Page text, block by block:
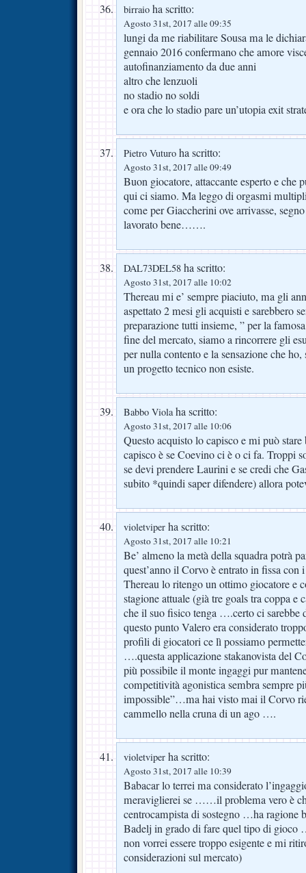
birraio ha scritto:
Agosto 31st, 2017 alle 09:35
lungi da me riabilitare Sousa ma le
gennaio 2016 confermano che amore
autofinanziamento da due anni
altro che lenzuoli
no stadio no soldi
e ora che lo stadio pare un’utopia exit
Pietro Vuturo ha scritto:
Agosto 31st, 2017 alle 09:49
Buon giocatore, attaccante esperto e che
qui ci siamo. Ma leggo di orgasmi
come per Giaccherini ove arrivasse,
lavorato bene…….
DAL73DEL58 ha scritto:
Agosto 31st, 2017 alle 10:02
Thereau mi e’ sempre piaciuto, ma gli
aspettato 2 mesi gli acquisti e sarebbero
preparazione tutti insieme, ” per la
fine del mercato, siamo a rincorrere gli
per nulla contento e la sensazione che
un progetto tecnico non esiste.
Babbo Violaha scritto:
Agosto 31st, 2017 alle 10:06
Questo acquisto lo capisco e mi può
capisco è se Coevino ci è o ci fa. Troppi
se devi prendere Laurini e se credi che
subito *quindi saper difendere) allora
violetviper ha scritto:
Agosto 31st, 2017 alle 10:21
Be’ almeno la metà della squadra potrà
quest’anno il Corvo è entrato in fissa
Thereau lo ritengo un ottimo giocatore e
stagione attuale (già tre goals tra coppa e
che il suo fisico tenga ….certo ci sarebbe
questo punto Valero era considerato
profili di giocatori ce lì possiamo
….questa applicazione stakanovista del
più possibile il monte ingaggi pur
competitività agonistica sembra sempre
impossible”…ma hai visto mai il Corvo
cammello nella cruna di un ago ….
violetviper ha scritto:
Agosto 31st, 2017 alle 10:39
Babacar lo terrei ma considerato
meraviglierei se ……il problema vero è
centrocampista di sostegno …ha ragione
Badelj in grado di fare quel tipo di gioco
non vorrei essere troppo esigente e mi
considerazioni sul mercato)